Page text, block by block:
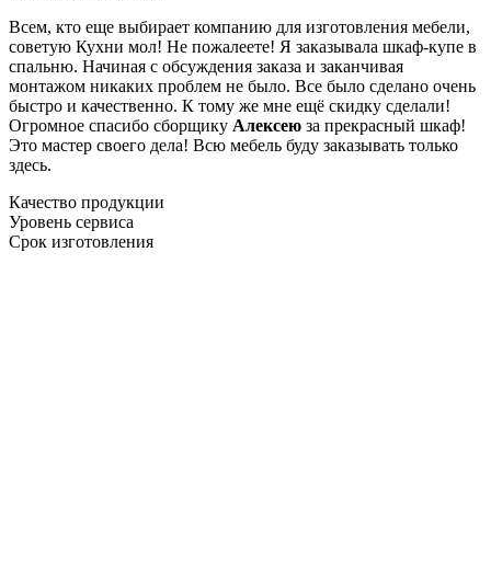
Всем, кто еще выбирает компанию для изготовления мебели,
советую Кухни мол! Не пожалеете! Я заказывала шкаф-купе в
спальню. Начиная с обсуждения заказа и заканчивая
монтажом никаких проблем не было. Все было сделано очень
быстро и качественно. К тому же мне ещё скидку сделали!
Огромное спасибо сборщику Алексею за прекрасный шкаф!
Это мастер своего дела! Всю мебель буду заказывать только
здесь.
Качество продукции
Уровень сервиса
Срок изготовления